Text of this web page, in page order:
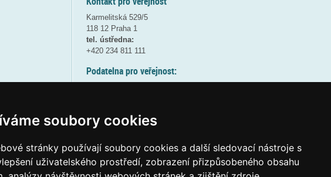
soubory cookies
stránky používají soubory cookies a další sledovací nástroje s
uživatelského prostředí, zobrazení přizpůsobeného obsahu
Karmelitská 529/5
118 12 Praha 1
tel. ústředna:
+420 234 811 111
Podatelna pro veřejnost:
(více informací
Elektronická podatelna: